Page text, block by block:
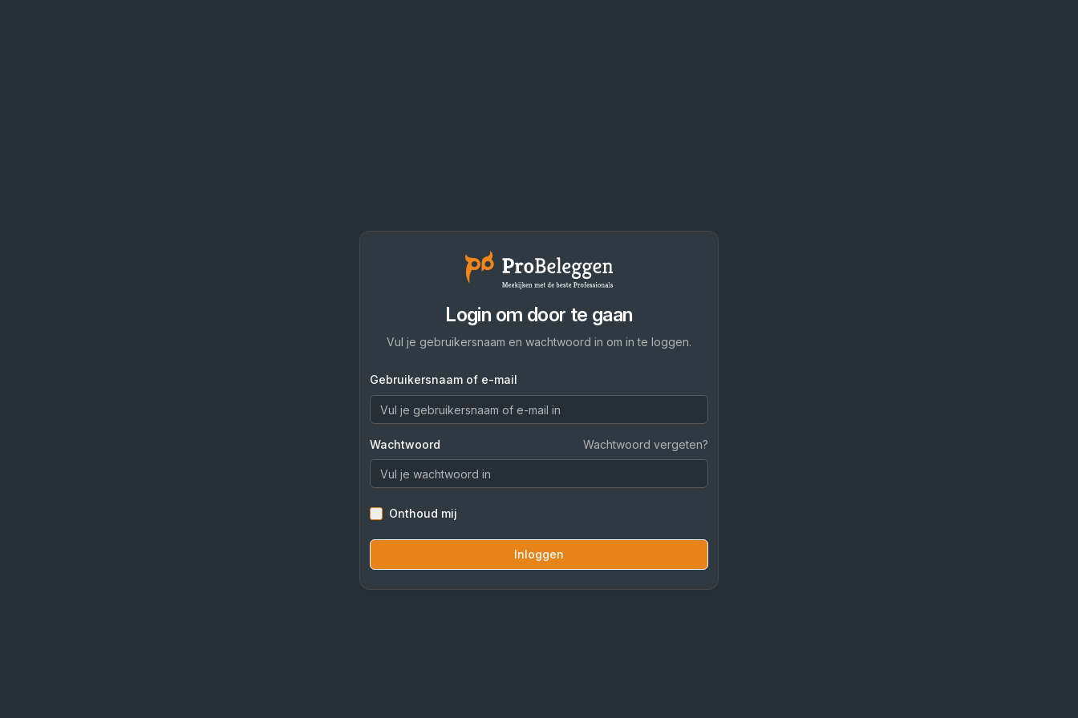
Login om door te gaan
Vul je gebruikersnaam en wachtwoord in om in te loggen.
Gebruikersnaam of e-mail
Wachtwoord Wachtwoord vergeten?
Onthoud mij
Inloggen